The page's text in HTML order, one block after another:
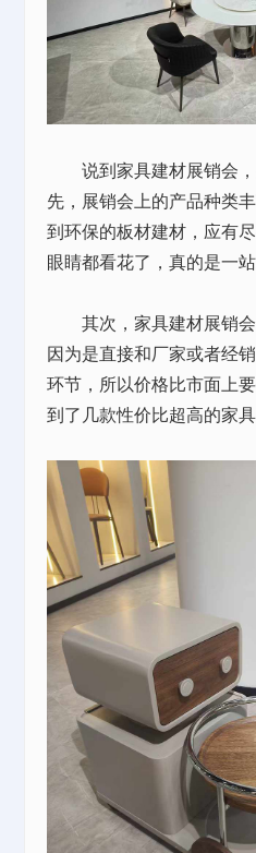
说到家具建材展销会，
先，展销会上的产品种类
到环保的板材建材，应有
眼睛都看花了，真的是一站
其次，家具建材展销会
因为是直接和厂家或者经
环节，所以价格比市面上
到了几款性价比超高的家